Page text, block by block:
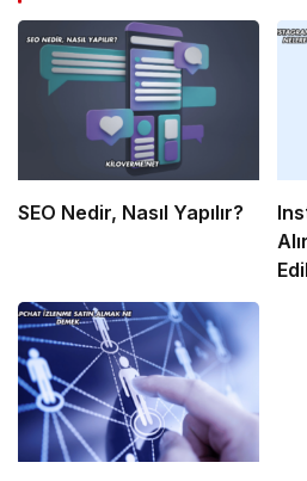
SEO Nedir, Nasıl Yapılır?